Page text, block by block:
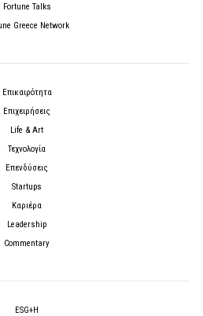
Fortune Talks
Greece Network
Επικαιρότητα
Επιχειρήσεις
Life & Art
Τεχνολογία
Επενδύσεις
Startups
Καριέρα
Leadership
Commentary
ESG+H